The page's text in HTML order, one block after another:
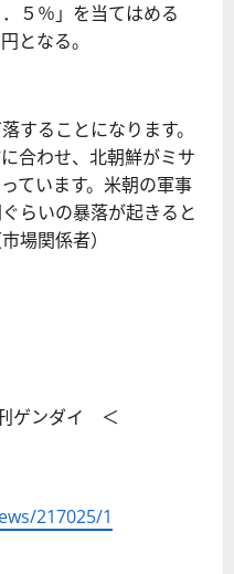
５％」を当てはめる
となる。
することになります。
合わせ、北朝鮮がミサ
ています。米朝の軍事
らいの暴落が起きると
場関係者）
ゲンダイ ＜
217025/1